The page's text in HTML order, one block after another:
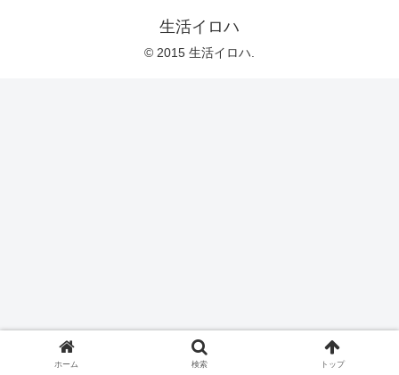
生活イロハ
© 2015 生活イロハ.
ホーム 検索 トップ